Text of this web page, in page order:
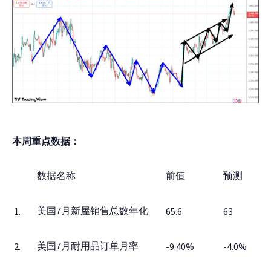
本周重点数据：
数据名称 前值 预测
1. 美国7月新屋销售总数年化 65.6 63
2. 美国7月耐用品订单月率 -9.40% -4.0%